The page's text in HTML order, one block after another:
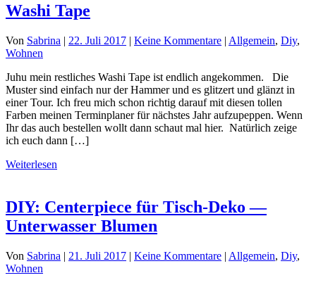
Washi Tape
Von Sabrina | 22. Juli 2017 | Keine Kommentare | Allgemein, Diy,
Wohnen
Juhu mein restliches Washi Tape ist endlich angekommen. Die
Muster sind einfach nur der Hammer und es glitzert und glänzt in
einer Tour. Ich freu mich schon richtig darauf mit diesen tollen
Farben meinen Terminplaner für nächstes Jahr aufzupeppen. Wenn
Ihr das auch bestellen wollt dann schaut mal hier. Natürlich zeige
ich euch dann […]
Weiterlesen
DIY: Centerpiece für Tisch-Deko —
Unterwasser Blumen
Von Sabrina | 21. Juli 2017 | Keine Kommentare | Allgemein, Diy,
Wohnen